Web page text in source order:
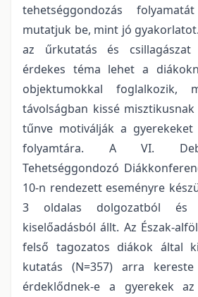
tehetséggondozás
mutatjuk be, mint jó
az űrkutatás és
érdekes téma lehet a
objektumokkal foglalkozik,
távolságban kissé
tűnve motiválják a
folyamtára. A VI.
Tehetséggondozó
10-n rendezett eseményre
3 oldalas dolgozatból
kiselőadásból állt. Az Észak-
felső tagozatos diákok által
kutatás (N=357) arra
érdeklődnek-e a gyerekek